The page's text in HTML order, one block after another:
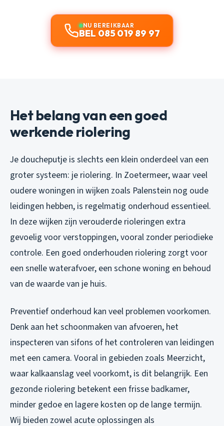
NU BEREIKBAAR
BEL 085 019 89 97
Het belang van een goed
werkende riolering
Je doucheputje is slechts een klein onderdeel van een
groter systeem: je riolering. In Zoetermeer, waar veel
oudere woningen in wijken zoals Palenstein nog oude
leidingen hebben, is regelmatig onderhoud essentieel.
In deze wijken zijn verouderde rioleringen extra
gevoelig voor verstoppingen, vooral zonder periodieke
controle. Een goed onderhouden riolering zorgt voor
een snelle waterafvoer, een schone woning en behoud
van de waarde van je huis.
Preventief onderhoud kan veel problemen voorkomen.
Denk aan het schoonmaken van afvoeren, het
inspecteren van sifons of het controleren van leidingen
met een camera. Vooral in gebieden zoals Meerzicht,
waar kalkaanslag veel voorkomt, is dit belangrijk. Een
gezonde riolering betekent een frisse badkamer,
minder gedoe en lagere kosten op de lange termijn.
Wij bieden zowel acute oplossingen als